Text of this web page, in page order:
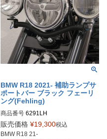
BMW R18 2021- 補助ランプサ
ポートバー ブラック フェーリ
ング(Fehling)
商品番号 6291LH
6291 LH
販売価格 ¥19,300税込
BMW R18 21-